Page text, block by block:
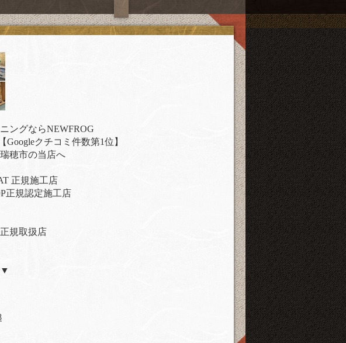
ングならNEWFROG
クチコミ件数第1位】
穂市の当店へ
正規施工店
正規認定施工店
規取扱店
▼